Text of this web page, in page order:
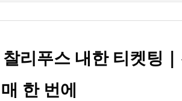
찰리푸스 내한 티켓팅 |
매 한 번에